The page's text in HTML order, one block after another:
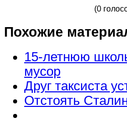
(0
Похожие
15-летнюю
мусор
Друг таксиста
Отстоять